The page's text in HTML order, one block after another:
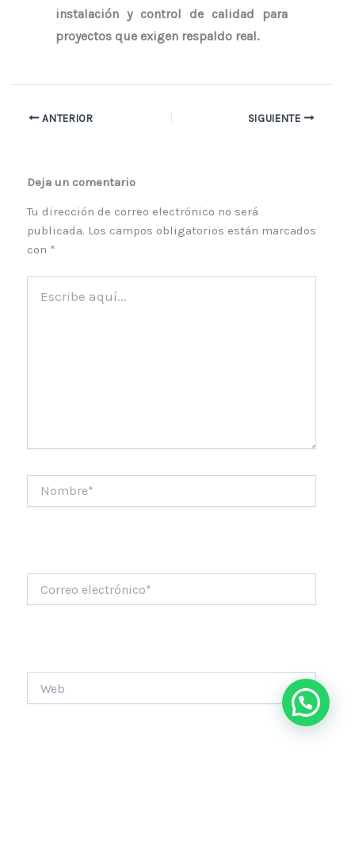
instalación y control de calidad para
proyectos que exigen respaldo real.
ANTERIOR SIGUIENTE
Deja un comentario
Tu dirección de correo electrónico no será
publicada. Los campos obligatorios están marcados
con *
aquí...
electrónico*